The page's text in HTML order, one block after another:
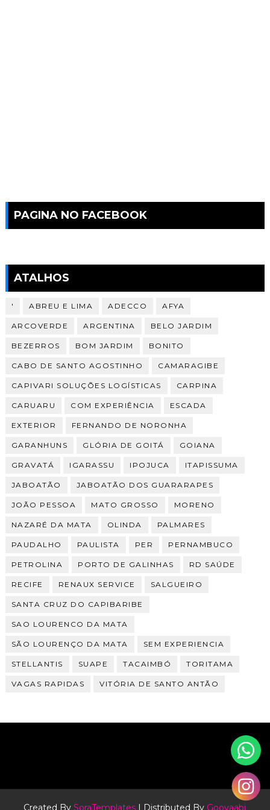
PAGINA NO FACEBOOK
ATALHOS
' ABREU E LIMA ADECCO AFYA
ARCOVERDE ARGENTINA BELO JARDIM
BEZERROS BOM JARDIM BONITO
CABO DE SANTO AGOSTINHO CAMARAGIBE
CAPIVARI SOLUÇÕES LOGÍSTICAS CARPINA
CARUARU COM EXPERIÊNCIA ESCADA
EXTERIOR FERNANDO DE NORONHA
GARANHUNS GLÓRIA DE GOITÁ GOIANA
GRAVATÁ IGARASSU IPOJUCA ITAPISSUMA
JABOATÃO JABOATÃO DOS GUARARAPES
JOÃO PESSOA MATO GROSSO MORENO
NAZARÉ DA MATA OLINDA PALMARES
PAUDALHO PAULISTA PER PERNAMBUCO
PETROLINA PORTO DE GALINHAS RD SAÚDE
RECIFE RENAUX SERVICE SALGUEIRO
SANTA CRUZ DO CAPIBARIBE
SAO LOURENCO DA MATA
SÃO LOURENÇO DA MATA SEM EXPERIENCIA
STELLANTIS SUAPE TACAIMBÓ TORITAMA
VAGAS RAPIDAS VITÓRIA DE SANTO ANTÃO
Created BySoraTemplates | Distributed By Gooyaabi